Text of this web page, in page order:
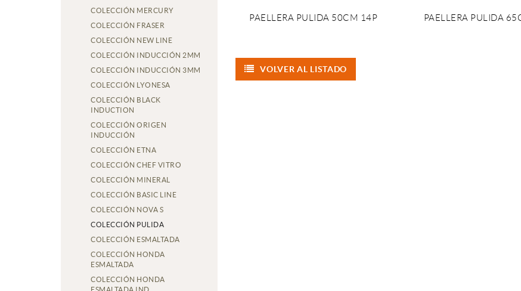
COLECCIÓN MERCURY
COLECCIÓN FRASER
COLECCIÓN NEW LINE
COLECCIÓN INDUCCIÓN 2MM
COLECCIÓN INDUCCIÓN 3MM
COLECCIÓN LYONESA
COLECCIÓN BLACK
INDUCTION
COLECCIÓN ORIGEN
INDUCCIÓN
COLECCIÓN ETNA
COLECCIÓN CHEF VITRO
COLECCIÓN MINERAL
COLECCIÓN BASIC LINE
COLECCIÓN NOVA S
COLECCIÓN PULIDA
COLECCIÓN ESMALTADA
COLECCIÓN HONDA
ESMALTADA
COLECCIÓN HONDA
PAELLERA PULIDA 50CM 14P PAELLERA PULIDA
VOLVER AL LISTADO